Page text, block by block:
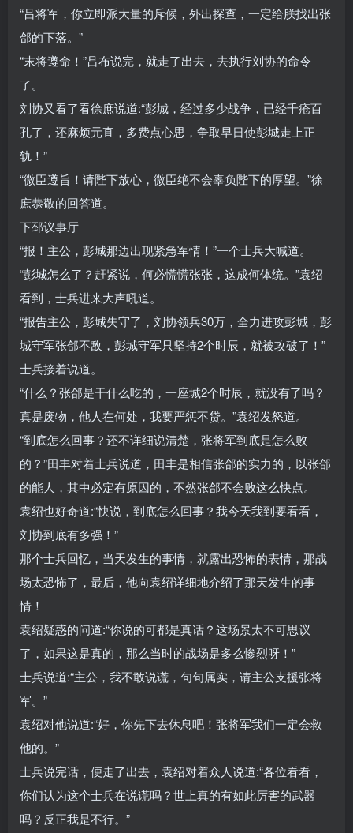
“吕将军，你立即派大量的斥候，外出探查，一定给朕找出张
郃的下落。”
“末将遵命！”吕布说完，就走了出去，去执行刘协的命令
了。
刘协又看了看徐庶说道:“彭城，经过多少战争，已经千疮百
孔了，还麻烦元直，多费点心思，争取早日使彭城走上正
轨！”
“微臣遵旨！请陛下放心，微臣绝不会辜负陛下的厚望。”徐
庶恭敬的回答道。
下邳议事厅
“报！主公，彭城那边出现紧急军情！”一个士兵大喊道。
“彭城怎么了？赶紧说，何必慌慌张张，这成何体统。”袁绍
看到，士兵进来大声吼道。
“报告主公，彭城失守了，刘协领兵30万，全力进攻彭城，彭
城守军张郃不敌，彭城守军只坚持2个时辰，就被攻破了！”
士兵接着说道。
“什么？张郃是干什么吃的，一座城2个时辰，就没有了吗？
真是废物，他人在何处，我要严惩不贷。”袁绍发怒道。
“到底怎么回事？还不详细说清楚，张将军到底是怎么败
的？”田丰对着士兵说道，田丰是相信张郃的实力的，以张郃
的能人，其中必定有原因的，不然张郃不会败这么快点。
袁绍也好奇道:“快说，到底怎么回事？我今天我到要看看，
刘协到底有多强！”
那个士兵回忆，当天发生的事情，就露出恐怖的表情，那战
场太恐怖了，最后，他向袁绍详细地介绍了那天发生的事
情！
袁绍疑惑的问道:“你说的可都是真话？这场景太不可思议
了，如果这是真的，那么当时的战场是多么惨烈呀！”
士兵说道:“主公，我不敢说谎，句句属实，请主公支援张将
军。”
袁绍对他说道:“好，你先下去休息吧！张将军我们一定会救
他的。”
士兵说完话，便走了出去，袁绍对着众人说道:“各位看看，
你们认为这个士兵在说谎吗？世上真的有如此厉害的武器
吗？反正我是不行。”